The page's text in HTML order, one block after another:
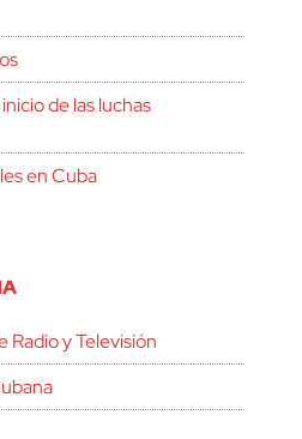
de las luchas
en Cuba
y Televisión